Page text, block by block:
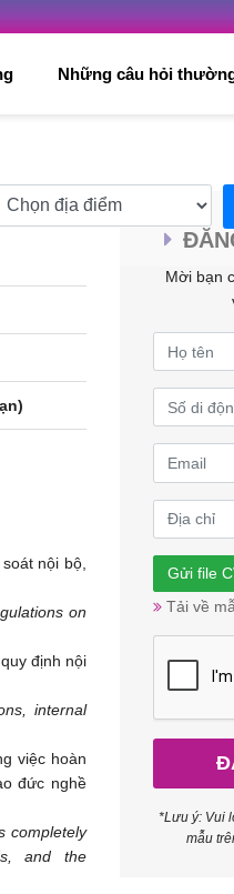
Những câu hỏi
nội bộ,
on
định nội
internal
việc hoàn
đức nghề
completely
and the
Mời bạn
Gửi file
Tải về
*Lưu ý: Vui
mẫu